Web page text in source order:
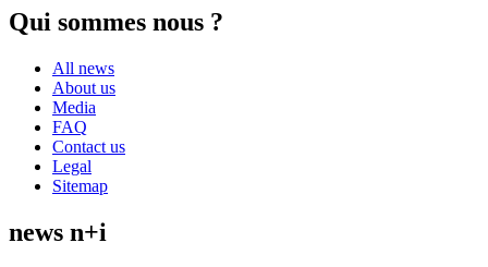
Qui sommes nous ?
All news
About us
Media
FAQ
Contact us
Legal
Sitemap
news n+i